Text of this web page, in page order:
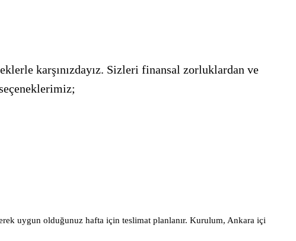
karşınızdayız. Sizleri finansal zorluklardan ve
uygun olduğunuz hafta için teslimat planlanır. Kurulum, Ankara içi